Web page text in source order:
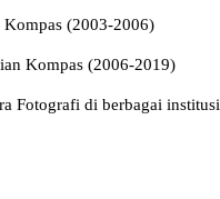
(2003-2006)
Kompas (2006-2019)
Fotografi di berbagai institusi